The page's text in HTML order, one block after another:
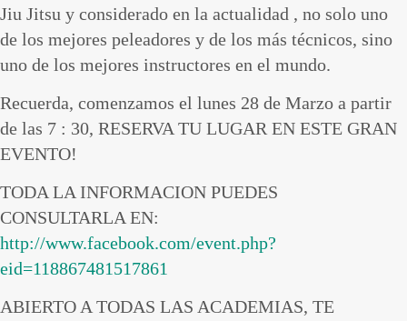
Jiu Jitsu y considerado en la actualidad , no solo uno
de los mejores peleadores y de los más técnicos, sino
uno de los mejores instructores en el mundo.
Recuerda, comenzamos el lunes 28 de Marzo a partir
de las 7 : 30, RESERVA TU LUGAR EN ESTE GRAN
EVENTO!
TODA LA INFORMACION PUEDES
CONSULTARLA EN:
http://www.facebook.com/event.php?
eid=118867481517861
ABIERTO A TODAS LAS ACADEMIAS, TE